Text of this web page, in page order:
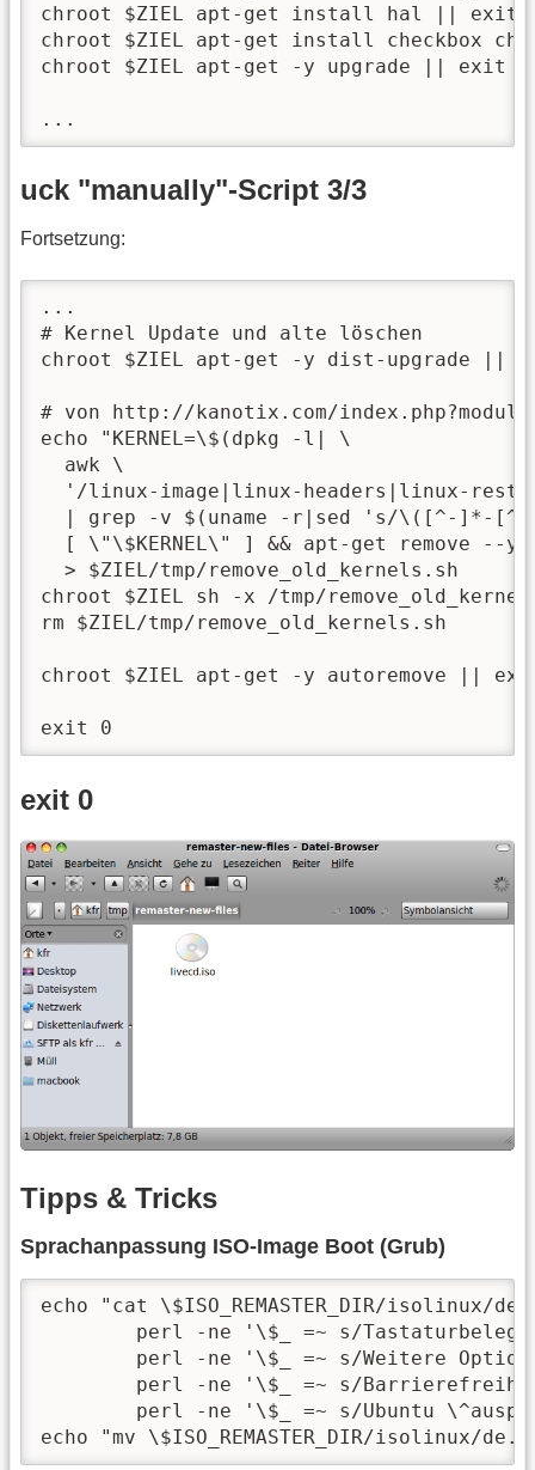
chroot $ZIEL apt-get install hal || exit
chroot $ZIEL apt-get install checkbox
chroot $ZIEL apt-get -y upgrade || exit 2
...
uck "manually"-Script 3/3
Fortsetzung:
...
# Kernel Update und alte löschen
chroot $ZIEL apt-get -y dist-upgrade ||
# von http://kanotix.com/
echo "KERNEL=\$(dpkg -l| \
  awk \
'/linux-image|linux-headers|linux-
| grep -v $(uname -r|sed 's/\([^-]*-
[ \"\$KERNEL\" ] && apt-get remove --
  > $ZIEL/tmp/remove_old_kernels.sh
chroot $ZIEL sh -x /tmp/
rm $ZIEL/tmp/remove_old_kernels.sh
chroot $ZIEL apt-get -y autoremove ||
exit 0
exit 0
Tipps & Tricks
Sprachanpassung ISO-Image Boot (Grub)
echo "cat \$ISO_REMASTER_DIR/isolinux/
echo "mv \$ISO_REMASTER_DIR/